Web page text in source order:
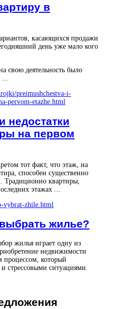
в
касающихся продажи
день уже мало кого
свою деятельность было
...
недостатки
на первом
тот факт, что этаж, на
способен существенно
Традиционно квартиры,
этажах ...
жилье?
жилья играет одну из
недвижимости
процессом, который
стрессовыми ситуациями.